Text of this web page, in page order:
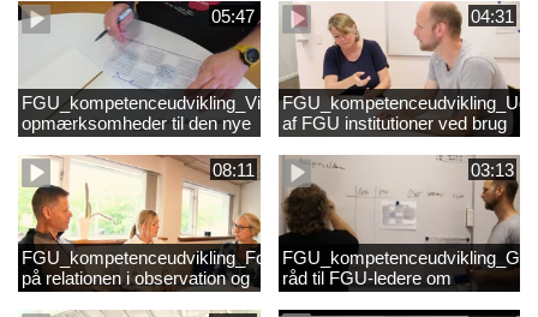
05:47
FGU_kompetenceudvikling_Vigtige
opmærksomheder til den nye
04:31
af FGU institutioner ved brug
kompetenceudvikling
tekstet.mp4
08:11
FGU_kompetenceudvikling_Fokus
på relationen i observation og
sparring - anbefaling til UC-
03:13
råd til FGU-ledere om
kompetenceudvikling med